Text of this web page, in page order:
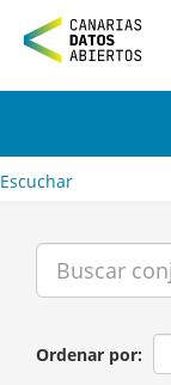
n
tEscuchar
Ordenar por